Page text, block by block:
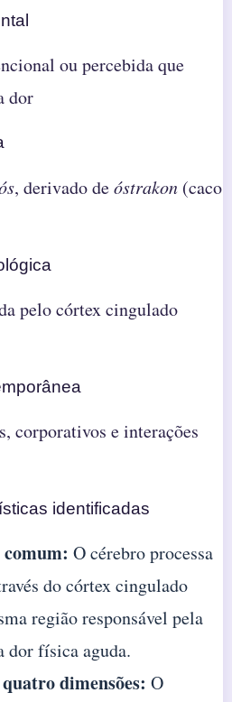
ou percebida que
dor
, derivado deóstrakon (caco
pelo córtex cingulado
corporativos e interações
identificadas
O cérebro processa
do córtex cingulado
região responsável pela
dor física aguda.
dimensões: O